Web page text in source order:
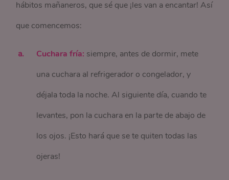
hábitos mañaneros, que sé que ¡les van a encantar! Así
que comencemos:
Cuchara fría: siempre, antes de dormir, mete
una cuchara al refrigerador o congelador, y
déjala toda la noche. Al siguiente día, cuando te
levantes, pon la cuchara en la parte de abajo de
los ojos. ¡Esto hará que se te quiten todas las
ojeras!